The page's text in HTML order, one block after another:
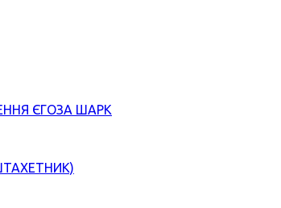
ЄГОЗА ШАРК